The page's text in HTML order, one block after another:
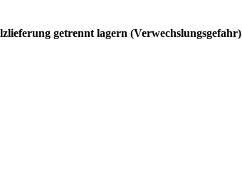
getrennt lagern (Verwechslungsgefahr)